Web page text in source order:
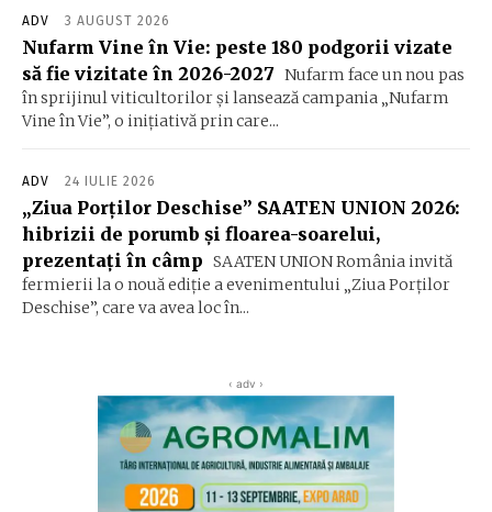
ADV 3 AUGUST 2026
Nufarm Vine în Vie: peste 180 podgorii vizate
să fie vizitate în 2026-2027 Nufarm face un nou pas
în sprijinul viticultorilor și lansează campania „Nufarm
Vine în Vie”, o inițiativă prin care...
ADV 24 IULIE 2026
„Ziua Porților Deschise” SAATEN UNION 2026:
hibrizii de porumb și floarea-soarelui,
prezentați în câmp SAATEN UNION România invită
fermierii la o nouă ediție a evenimentului „Ziua Porților
Deschise”, care va avea loc în...
‹ adv ›